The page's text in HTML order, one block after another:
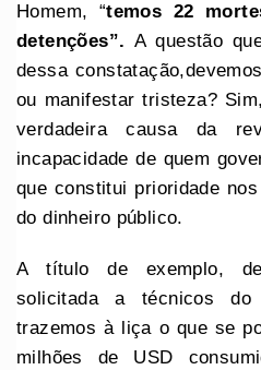
Homem, “temos 22
detenções”.A questão
dessa
ou manifestar tristeza?
verdadeira causa da
incapacidade de quem
que constitui prioridade
do dinheiro público.
A título de exemplo,
solicitada a técnicos do
trazemos à liça o que se
milhões de USD